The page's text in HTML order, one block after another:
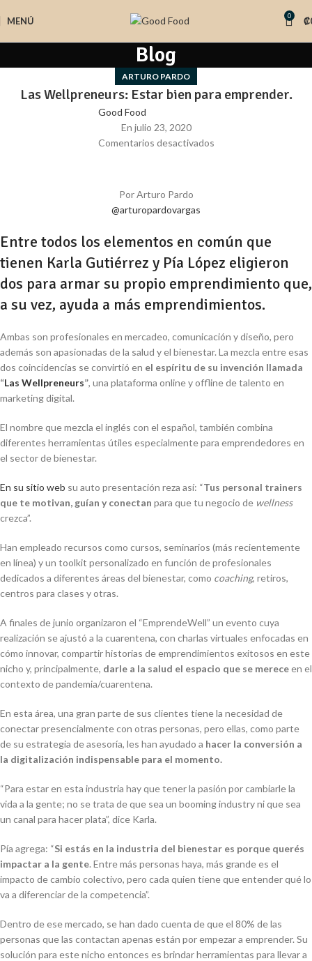
MENÚ 0 ₡
Blog
ARTURO PARDO
Las Wellpreneurs: Estar bien para emprender.
Good Food
En julio 23, 2020
Comentarios desactivados
Por Arturo Pardo
@arturopardovargas
Entre todos los elementos en común que
tienen Karla Gutiérrez y Pía López eligieron
dos para armar su propio emprendimiento que,
a su vez, ayuda a más emprendimientos.
Ambas son profesionales en mercadeo, comunicación y diseño, pero
además son apasionadas de la salud y el bienestar. La mezcla entre esas
dos coincidencias se convirtió en el espíritu de su invención llamada
“Las Wellpreneurs”, una plataforma online y offline de talento en
marketing digital.
El nombre que mezcla el inglés con el español, también combina
diferentes herramientas útiles especialmente para emprendedores en
el sector de bienestar.
En su sitio web su auto presentación reza así: “Tus personal trainers
que te motivan, guían y conectan para que tu negocio de wellness
crezca”.
Han empleado recursos como cursos, seminarios (más recientemente
en línea) y un toolkit personalizado en función de profesionales
dedicados a diferentes áreas del bienestar, como coaching, retiros,
centros para clases y otras.
A finales de junio organizaron el “EmprendeWell” un evento cuya
realización se ajustó a la cuarentena, con charlas virtuales enfocadas en
cómo innovar, compartir historias de emprendimientos exitosos en este
nicho y, principalmente, darle a la salud el espacio que se mereceen el
contexto de pandemia/cuarentena.
En esta área, una gran parte de sus clientes tiene la necesidad de
conectar presencialmente con otras personas, pero ellas, como parte
de su estrategia de asesoría, les han ayudado a hacer la conversión a
la digitalización indispensable para el momento.
“Para estar en esta industria hay que tener la pasión por cambiarle la
vida a la gente; no se trata de que sea un booming industry ni que sea
un canal para hacer plata”, dice Karla.
Pía agrega: “Si estás en la industria del bienestar es porque querés
impactar a la gente. Entre más personas haya, más grande es el
impacto de cambio colectivo, pero cada quien tiene que entender qué lo
va a diferenciar de la competencia”.
Dentro de ese mercado, se han dado cuenta de que el 80% de las
personas que las contactan apenas están por empezar a emprender. Su
solución para este nicho entonces es brindar herramientas para llevar a